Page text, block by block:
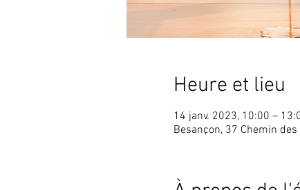
Heure et lieu
14 janv. 2023, 10:00 –
Besançon, 37 Chemin